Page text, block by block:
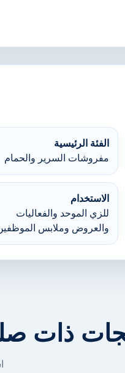
الفئة الرئيسية
مفروشات السرير والحمام
الاستخدام
للزي الموحد والفعاليات
والعروض وملابس
ذات